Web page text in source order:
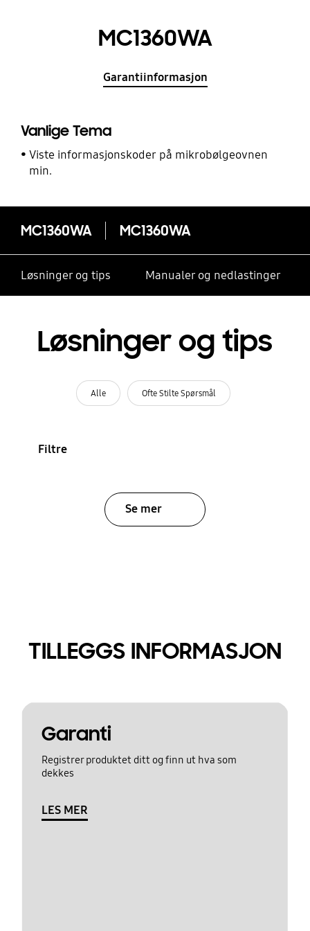
MC1360WA
Garantiinformasjon
Vanlige Tema
Viste informasjonskoder på mikrobølgeovnen
min.
MC1360WA MC1360WA
Løsninger og tips Manualer og nedlastinger
Løsninger og tips
Alle Ofte Stilte Spørsmål
Filtre
Se mer
TILLEGGS INFORMASJON
Garanti
Registrer produktet ditt og finn ut hva som
dekkes
LES MER